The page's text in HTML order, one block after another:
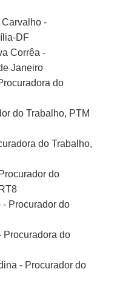
-
DF
Corrêa -
Janeiro
do
do Trabalho, PTM
do Trabalho,
do
Procurador do
Procuradora do
- Procurador do